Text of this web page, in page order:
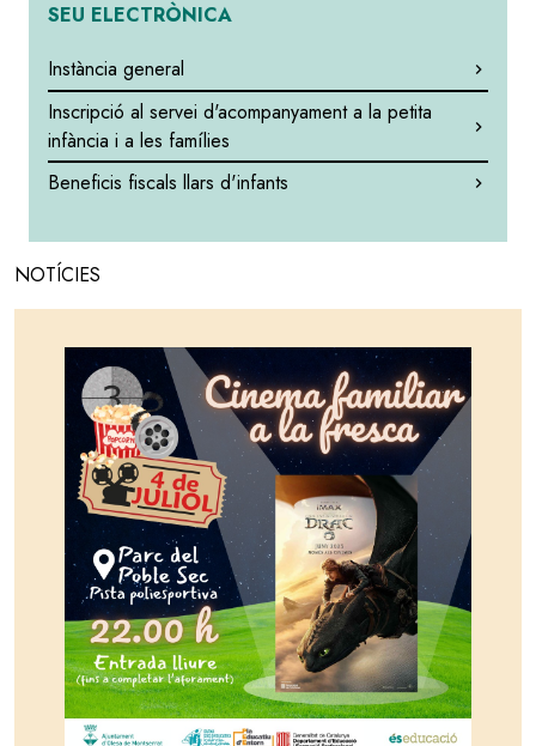
SEU ELECTRÒNICA
Instància general
Inscripció al servei d'acompanyament a la petita
infància i a les famílies
Beneficis fiscals llars d'infants
NOTÍCIES
Image